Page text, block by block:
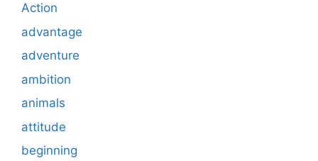
Action
advantage
adventure
ambition
animals
attitude
beginning